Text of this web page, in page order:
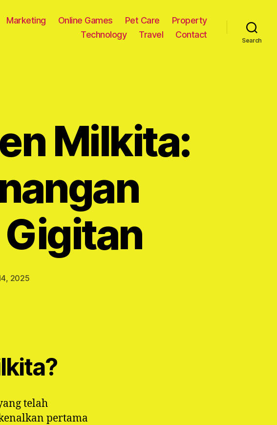
Marketing Online Games Pet Care
Property
Technology
Travel Contact
Search
Milkita:
2025
telah
pertama